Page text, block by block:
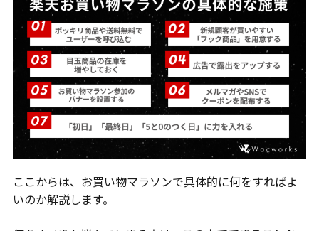
ここからは、お買い物マラソンで具体的に何をすればよ
いのか解説します。